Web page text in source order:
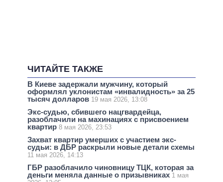
ЧИТАЙТЕ ТАКЖЕ
В Киеве задержали мужчину, который
оформлял уклонистам «инвалидность» за 25
тысяч долларов 19 мая 2026, 13:08
Экс-судью, сбившего нацгвардейца,
разоблачили на махинациях с присвоением
квартир 8 мая 2026, 23:53
Захват квартир умерших с участием экс-
судьи: в ДБР раскрыли новые детали схемы
11 мая 2026, 14:13
ГБР разоблачило чиновницу ТЦК, которая за
деньги меняла данные о призывниках 1 мая